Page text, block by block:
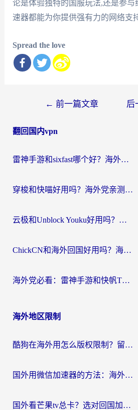
论是体验独特的国服玩法,还是参与
速器都能为你提供强有力的网络支
Spread the love
导
← 前一篇文章 后
翻回国内vpn
雷神手游和sixfast哪个好？海外党亲测3款回国加速器，教你选对不踩坑
穿梭和快喵好用吗？海外党亲测：小众加速器对比+番茄加速器深度体验
云极和Unblock Youku好用吗？海外党亲测+2026回国加速器避坑指南
ChickCN和海外回国好用吗？海外党2026亲测：从手游到影音，选对加速器的3个关键
海外党必看：雷神手游和快帆TV版好用吗？3步选对回国加速器不踩坑
海外地区限制
酷狗在海外用怎么版权限制？留学生亲测：3步解决听国内音乐难题
国外用微信加速器的方法：海外党无缝连接国内生活的实用指南
国外看芒果tv总卡？选对回国加速器，轻松追《浪姐》不费劲